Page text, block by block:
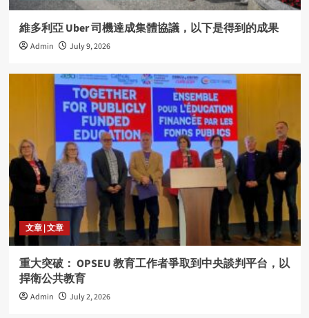
維多利亞 Uber 司機達成集體協議，以下是得到的成果
Admin July 9, 2026
文章 | 文章
重大突破： OPSEU 教育工作者爭取到中央談判平台，以
捍衛公共教育
Admin July 2, 2026